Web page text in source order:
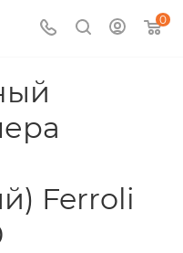
0
Ferroli